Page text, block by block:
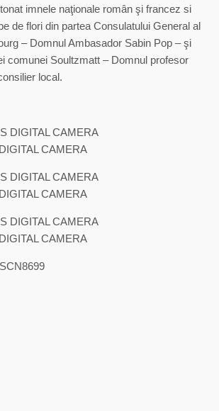
imnele naţionale român şi francez si
de flori din partea Consulatului General al
– Domnul Ambasador Sabin Pop – şi
comunei Soultzmatt – Domnul profesor
local.
CAMERA
CAMERA
CAMERA